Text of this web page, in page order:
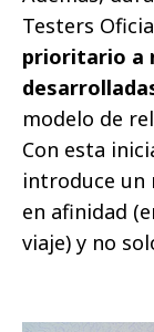
Testers
prioritario a
modelo de
Con esta
introduce un
en afinidad
viaje) y no